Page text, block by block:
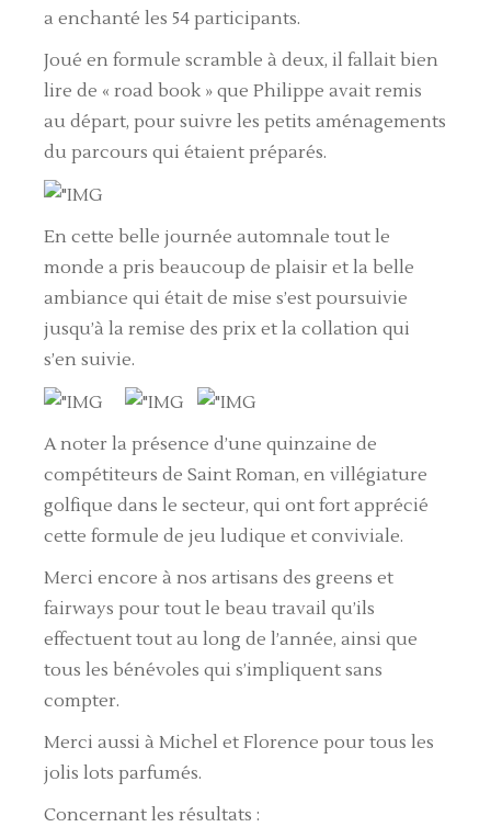
a enchanté les 54 participants.
Joué en formule scramble à deux, il fallait bien
lire de « road book » que Philippe avait remis
au départ, pour suivre les petits aménagements
du parcours qui étaient préparés.
En cette belle journée automnale tout le
monde a pris beaucoup de plaisir et la belle
ambiance qui était de mise s’est poursuivie
jusqu’à la remise des prix et la collation qui
s’en suivie.
A noter la présence d’une quinzaine de
compétiteurs de Saint Roman, en villégiature
golfique dans le secteur, qui ont fort apprécié
cette formule de jeu ludique et conviviale.
Merci encore à nos artisans des greens et
fairways pour tout le beau travail qu’ils
effectuent tout au long de l’année, ainsi que
tous les bénévoles qui s’impliquent sans
compter.
Merci aussi à Michel et Florence pour tous les
jolis lots parfumés.
Concernant les résultats :